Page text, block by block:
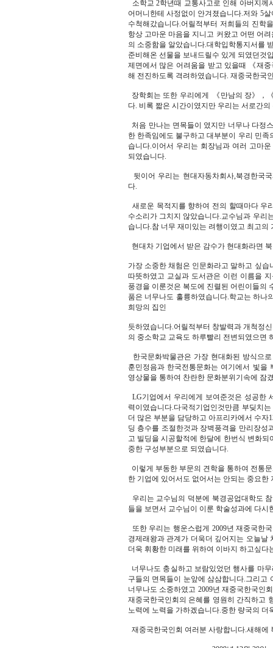
소학교 2학년때 교통사고로 인해 아버지
어머니한테 사정없이 안겨졌습니다.저와 5
수척해갔습니다.어릴적부터 저희들의 진학
항상 고마운 마음을 지니고 커왔고 어떤 어
의 소중함을 알았습니다.대학입학통지서를
준비해온 선물을 보내드릴수 있게 되였던것
제면에서 많은 어려움을 받고 있을때 《재
해 전진하도록 격려하였습니다. 재중국한국
장학회는 또한 우리에게 《만남의 장》，
다. 비록 짧은 시간이였지만 우리는 서로간
처음 만나는 면목들이 였지만 너무나 다정
한 한족임에도 불구하고 대부분이 우리 민
습니다.이어서 우리는 회장님과 여러 고마
되였습니다.
뒷이어 우리는 현대자동차회사,북경한국
다.
새로운 목적지를 향하여 전의 할때마다 우
수소리가 그치지 않았습니다.교수님과 우리
습니다.참 너무 재미있는 려행이였고 최고의
현대차 기업에서 받은 감수가 현대화라면
가장 소중한 채험은 인문화라고 말하고 싶
따뜻하였고 교실과 도서관은 이런 이름을
풍경을 이룬것은 복도에 진렬된 어린이들의
품은 너무나도 훌륭하였습니다.학교는 하
희망의 집인
듯하였습니다.어릴적부터 창발력과 개척정
의 중소학교 교육도 하루빨리 전변되였으면
한국문화박물관은 가장 현대화된 방식으
훈민정음과 한국전통문화는 여기에서 빛을
영상물을 통하여 찬란한 문화분위기속에 잠
LG기업에서 우리에게 보여준것은 성공한
력이였습니다.다국적기업인것만큼 부딪치
더 많은 부분을 담당하고 아프리카에서 수
딩 층수를 조절한것과 장벽풍격을 만리장
고 빌딩을 시공할적에 한달에 한번식 변화
중한 구성부분으로 되였습니다.
이렇게 부동한 부문의 견학을 통하여 전통
한 기업에 있어서도 없어서는 안되는 중요
우리는 교수님의 덕분에 북경공업대학도
들을 보면서 교수님이 이룬 학술성과에 다시
또한 우리는 행운스럽게 2009년 재중국한
경제래왕과 관계가 더욱더 깊어지는 오늘
더욱 휘황한 미래를 위하여 이바지 하고싶다
너무나도 충실하고 보람있었던 행사를 마
구들의 면목들이 눈앞에 삼삼합니다.그리
너무나도 소중하였고 2009년 재중국한국인
재중국한국인회의 은혜를 영원히 간직하고
노력에 노력을 가하겠습니다.중한 량국의
재중국한국인회 여러분 사랑합니다.새해에